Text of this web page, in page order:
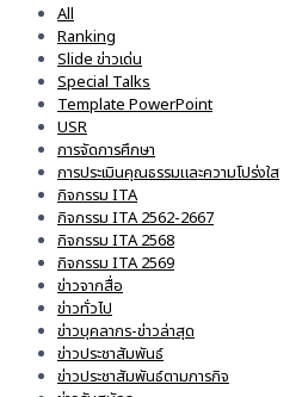
All
Ranking
Slide ข่าวเด่น
Special Talks
Template PowerPoint
USR
การจัดการศึกษา
การประเมินคุณธรรมและความโปร่งใส
กิจกรรม ITA
กิจกรรม ITA 2562-2667
กิจกรรม ITA 2568
กิจกรรม ITA 2569
ข่าวจากสื่อ
ข่าวทั่วไป
ข่าวบุคลากร-ข่าวล่าสุด
ข่าวประชาสัมพันธ์
ข่าวประชาสัมพันธ์ตามภารกิจ